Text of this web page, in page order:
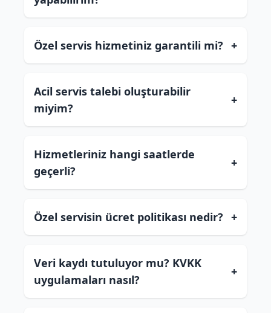
Özel servis hizmetiniz garantili mi? +
Acil servis talebi oluşturabilir
miyim?
+
Hizmetleriniz hangi saatlerde
geçerli?
+
Özel servisin ücret politikası nedir? +
Veri kaydı tutuluyor mu? KVKK
uygulamaları nasıl?
+